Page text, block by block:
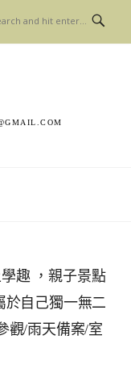
趣 ，親子景點
於自己獨一無二
觀/雨天備案/室